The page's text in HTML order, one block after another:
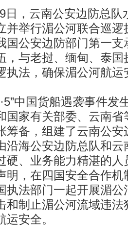
，云南公安边防总队
并举行湄公河联合巡逻
国公安边防部门第一支
，与老挝、缅甸、泰国
执法，确保湄公河航运
中国货船遇袭事件发
国家有关部委、云南省
筹备，组建了云南公安
沿海公安边防总队和
硬、业务能力精湛的人
明，在四国安全合作机
执法部门一起开展湄
和制止湄公河流域违法
安全。